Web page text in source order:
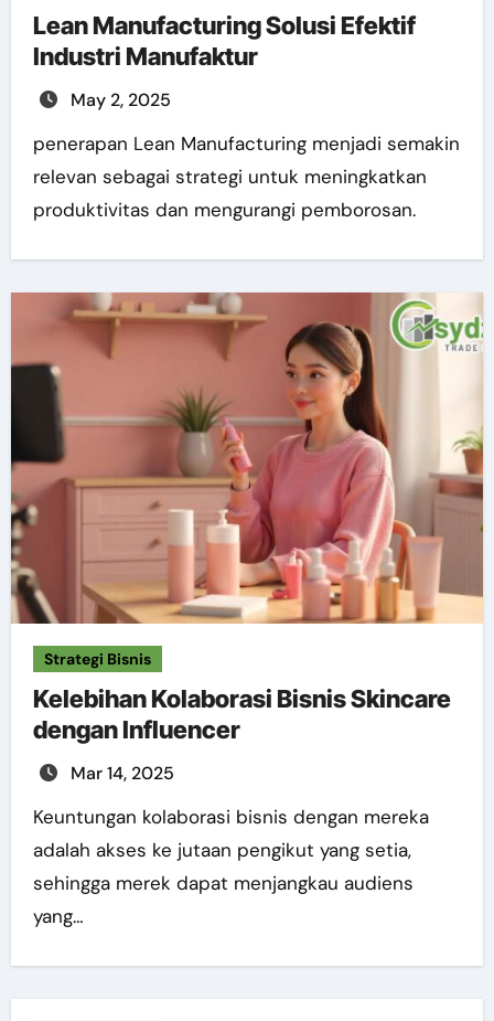
Lean Manufacturing Solusi Efektif
Industri Manufaktur
May 2, 2025
penerapan Lean Manufacturing menjadi semakin
relevan sebagai strategi untuk meningkatkan
produktivitas dan mengurangi pemborosan.
Strategi Bisnis
Kelebihan Kolaborasi Bisnis Skincare
dengan Influencer
Mar 14, 2025
Keuntungan kolaborasi bisnis dengan mereka
adalah akses ke jutaan pengikut yang setia,
sehingga merek dapat menjangkau audiens
yang…